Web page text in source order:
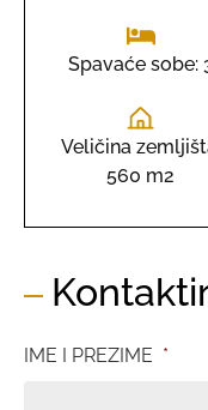
Spavaće sobe:
Veličina
560 m2
IME I PREZIME *